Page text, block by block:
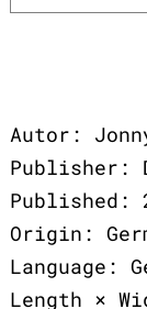
Autor:
Publisher:
Published:
Origin:
Language:
Length ×